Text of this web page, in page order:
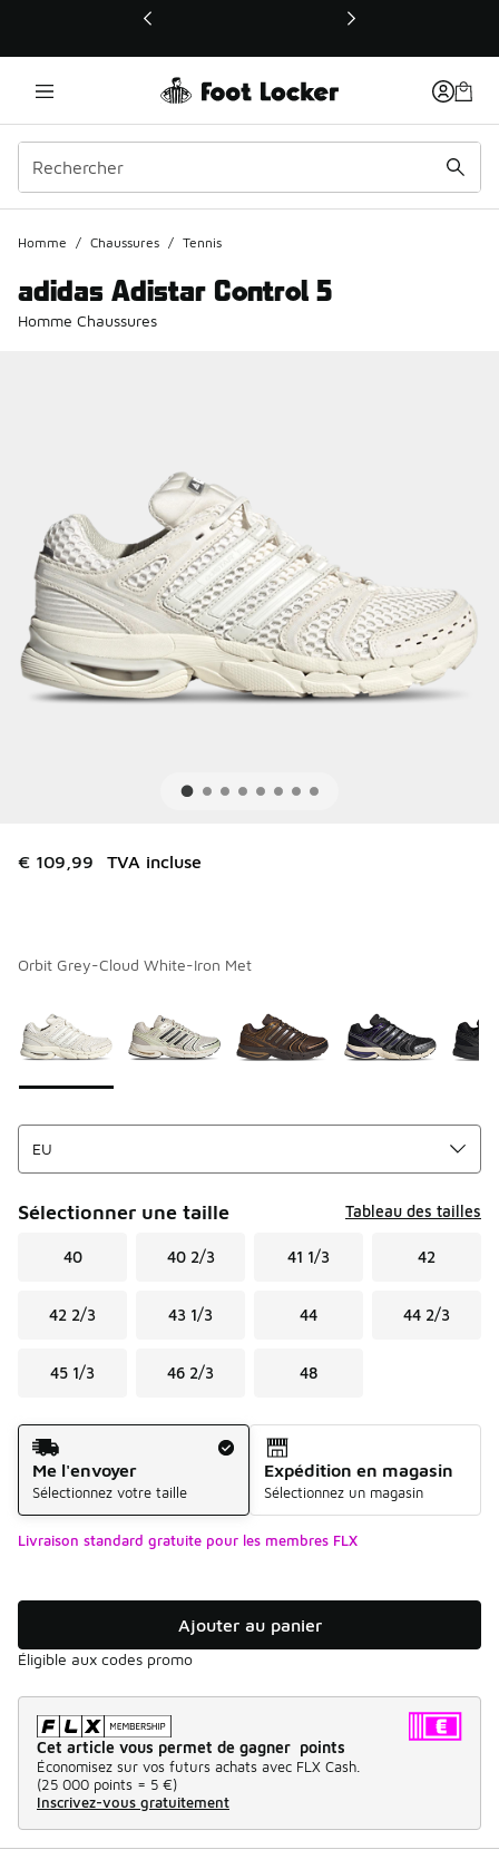
Ce lien ouvrira une nouvelle fenêtre
Homme / Chaussures / Tennis
adidas Adistar Control 5
Homme Chaussures
€ 109,99 TVA incluse
Orbit Grey-Cloud White-Iron Met
Sélectionner une taille Tableau des tailles
40 40 2/3 41 1/3 42
42 2/3 43 1/3 44 44 2/3
45 1/3 46 2/3 48
Mode d'expédition
Me l'envoyer
Sélectionnez votre taille
Expédition en magasin
Sélectionnez un magasin
Livraison standard gratuite pour les membres FLX
Ajouter au panier
Éligible aux codes promo
Cet article vous permet de gagner points
Économisez sur vos futurs achats avec FLX Cash.
(25 000 points = 5 €)
Inscrivez-vous gratuitement